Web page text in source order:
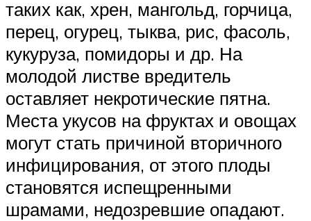
таких как, хрен, мангольд, горчица,
перец, огурец, тыква, рис, фасоль,
кукуруза, помидоры и др. На
молодой листве вредитель
оставляет некротические пятна.
Места укусов на фруктах и овощах
могут стать причиной вторичного
инфицирования, от этого плоды
становятся испещренными
шрамами, недозревшие опадают.